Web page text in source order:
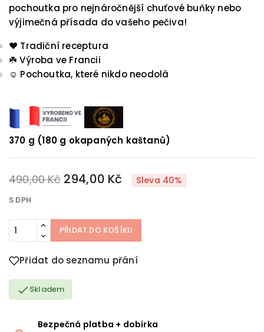
pochoutka pro nejnáročnější chuťové buňky nebo
výjimečná přísada do vašeho pečiva!
❤️ Tradiční receptura
☘️Výroba ve Francii
☺️ Pochoutka, které nikdo neodolá
370 g (180 g okapaných kaštanů)
490,00 Kč 294,00 Kč Sleva 40%
S DPH
PŘIDAT DO KOŠÍKU
Přidat do seznamu přání
 Skladem
Bezpečná platba + dobírka